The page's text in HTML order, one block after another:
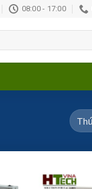
08:00 - 17:00